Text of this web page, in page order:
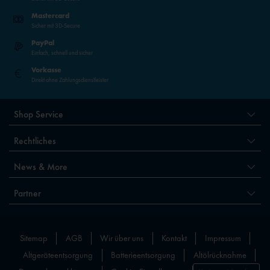
Mastercard
Sicher mit 3D-Secure
PayPal
Einfach, schnell und sicher
Vorkasse
Direkt ohne Zahlungsdienstleister
Shop Service
Rechtliches
News & More
Partner
Sitemap AGB Wir über uns Kontakt
Impressum
Altgeräteentsorgung
Batterieentsorgung
Altölrücknahme